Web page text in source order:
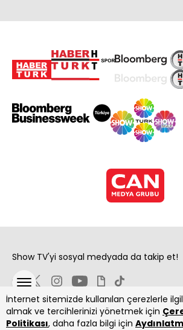
İnternet sitemizde kullanılan çerezlerle
almak ve tercihlerinizi yönetmek için
Politikası, daha fazla bilgi için
Show TV'yi sosyal medyada da takip et!